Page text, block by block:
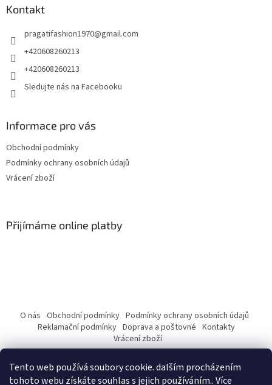
Tento web používá soubory cookie. dalším procházením
tohoto webu získáte souhlas s jejich používáním.. Více
Kontakt
pragatifashion1970@gmail.com
+420608260213
+420608260213
Sledujte nás na Facebooku
Informace pro vás
Obchodní podmínky
Podmínky ochrany osobních údajů
Vrácení zboží
Přijímáme online platby
O nás Obchodní podmínky Podmínky ochrany osobních údajů
Reklamační podmínky Doprava a poštovné Kontakty
Vrácení zboží